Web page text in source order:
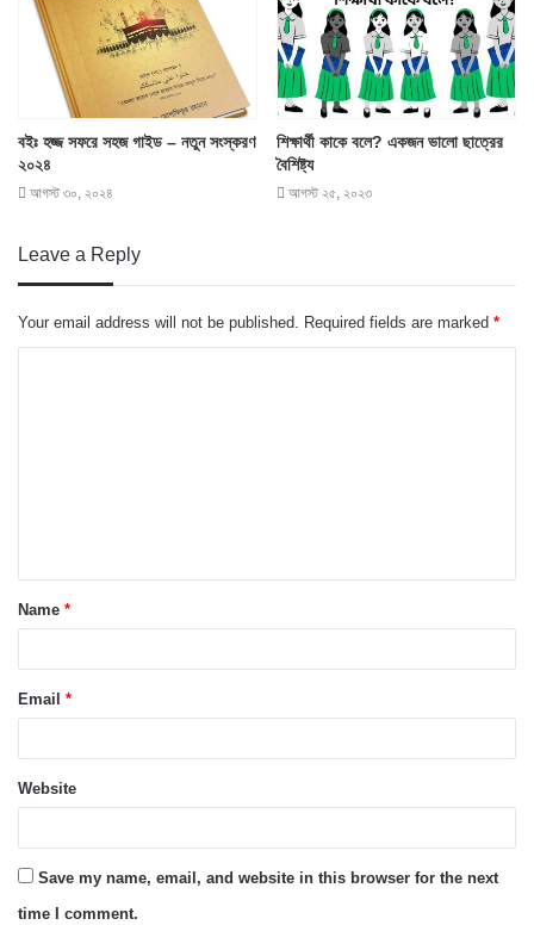
বইঃ হজ্জ সফরে সহজ গাইড – নতুন সংস্করণ
২০২৪
আগস্ট ৩০, ২০২৪
শিক্ষার্থী কাকে বলে? একজন ভালো ছাত্রের
বৈশিষ্ট্য
আগস্ট ২৫, ২০২৩
Leave a Reply
Your email address will not be published. Required fields are marked *
Name *
Email *
Website
Save my name, email, and website in this browser for the next
time I comment.